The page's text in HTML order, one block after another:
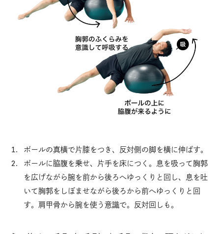
ボールの真横で片膝をつき、反対側の脚を横に伸ばす。
ボールに脇腹を乗せ、片手を床につく。息を吸って胸郭
を広げながら腕を前から後ろへゆっくりと回し、息を吐
いて胸郭をしぼませながら後ろから前へゆっくりと回
す。肩甲骨から腕を使う意識で。反対回しも。